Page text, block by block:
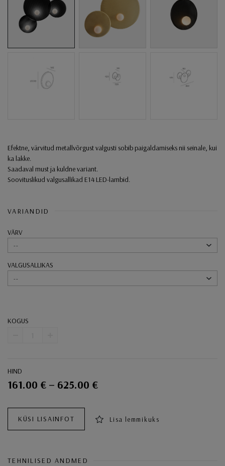
Efektne, värvitud metallvõrgust valgusti sobib paigaldamiseks nii seinale, kui
ka lakke.
Saadaval must ja kuldne variant.
Soovituslikud valgusallikad E14 LED-lambid.
VARIANDID
VÄRV
--
VALGUSALLIKAS
--
KOGUS
Ostukorvi toimingud
HIND
161.00 € – 625.00 €
KÜSI LISAINFOT Lisa lemmikuks
TEHNILISED ANDMED